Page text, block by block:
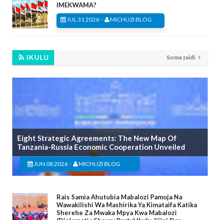
IMEKWAMA?
JUL 31 2026 - MICHUZI BLOG
IKULU Soma zaidi
Eight Strategic Agreements: The New Map Of
Tanzania-Russia Economic Cooperation Unveiled
JUN 08 2026 - MICHUZI BLOG
Rais Samia Ahutubia Mabalozi Pamoja Na
Wawakilishi Wa Mashirika Ya Kimataifa Katika
Sherehe Za Mwaka Mpya Kwa Mabalozi